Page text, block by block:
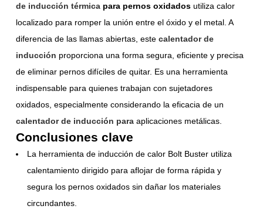
de inducción térmica para pernos oxidados utiliza calor
localizado para romper la unión entre el óxido y el metal. A
diferencia de las llamas abiertas, este calentador de
inducción proporciona una forma segura, eficiente y precisa
de eliminar pernos difíciles de quitar. Es una herramienta
indispensable para quienes trabajan con sujetadores
oxidados, especialmente considerando la eficacia de un
calentador de inducción para aplicaciones metálicas.
Conclusiones clave
La herramienta de inducción de calor Bolt Buster utiliza
calentamiento dirigido para aflojar de forma rápida y
segura los pernos oxidados sin dañar los materiales
circundantes.